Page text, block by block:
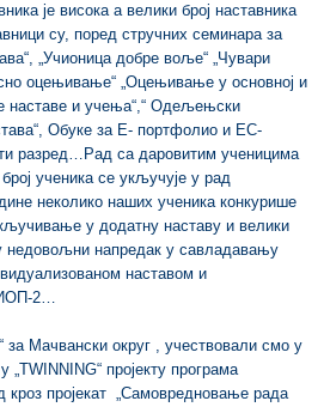
је висока а велики број наставника
су, поред стручних семинара за
„Учионица добре воље“ „Чувари
оцењивање“ „Оцењивање у основној и
наставе и учења“,“ Одељењски
Обуке за Е- портфолио и ЕС-
разред…Рад са даровитим ученицима
ученика се укључује у рад
неколико наших ученика конкурише
у додатну наставу и велики
недовољни напредак у савладавању
наставом и
2…
за Мачвански округ , учествовали смо у
„TWINNING“ пројекту програма
кроз пројекат „Самовредновање рада